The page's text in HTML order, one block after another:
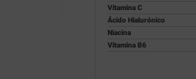
Vitamina C
Ácido Hialurónico
Niacina
Vitamina B6